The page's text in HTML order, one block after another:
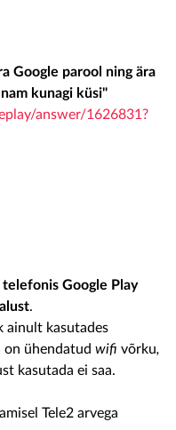
Google parool ning ära
kunagi küsi"
answer/1626831?
Google Play
.
ainult kasutades
ühendatud wifi võrku,
kasutada ei saa.
Tele2 arvega